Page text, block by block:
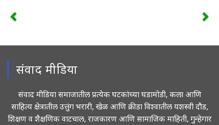
संवाद मीडिया
संवाद मीडिया समाजातील प्रत्येक घटकांच्या घडामोडी, कला आणि
साहित्य क्षेत्रातील उत्तुंग भरारी, खेळ आणि क्रीडा विश्वातील यशस्वी दौड,
शिक्षण व शैक्षणिक वाटचाल, राजकारण आणि सामाजिक माहिती, गुन्हेगार